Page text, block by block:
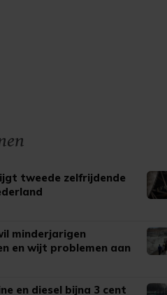
tweede zelfrijdende
minderjarigen
en wijt problemen aan
en diesel bijna 3 cent